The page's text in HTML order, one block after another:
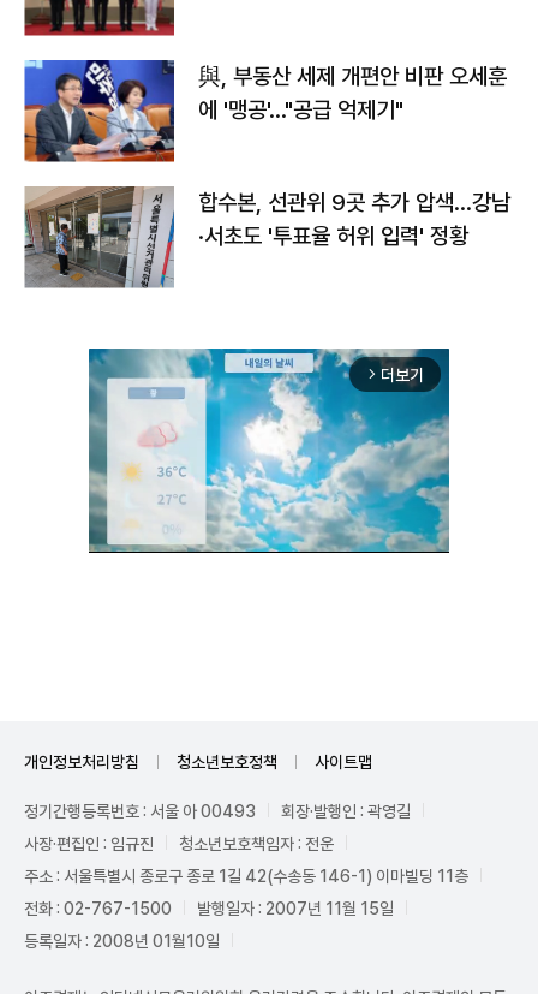
與, 부동산 세제 개편안 비판 오세훈
에 '맹공'…"공급 억제기"
합수본, 선관위 9곳 추가 압색…강남
·서초도 '투표율 허위 입력' 정황
arrow_forward_ios 더보기
개인정보처리방침 청소년보호정책 사이트맵
정기간행등록번호 : 서울 아 00493
회장·발행인 : 곽영길
사장·편집인 : 임규진
청소년보호책임자 : 전운
주소 : 서울특별시 종로구 종로 1길 42(수송동 146-1) 이마빌딩 11층
전화 : 02-767-1500
발행일자 : 2007년 11월 15일
등록일자 : 2008년 01월10일